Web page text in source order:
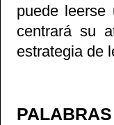
puede leerse
centrará su
estrategia de